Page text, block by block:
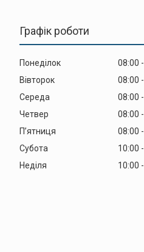
Графік роботи
Понеділок 08:00
Вівторок
08:00
Середа
08:00
Четвер
08:00
Пʼятниця
08:00
Субота
10:00
Неділя
10:00